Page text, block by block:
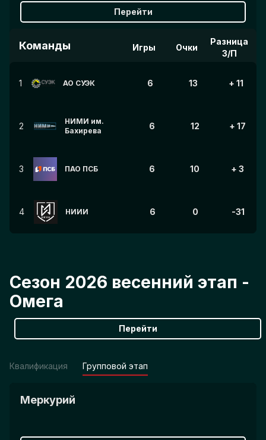
Перейти
Команды Игры Очки
Разница
З/П
1 АО СУЭК 6 13 + 11
2
НИМИ им.
Бахирева
6 12 + 17
3 ПАО ПСБ 6 10 + 3
4 НИИИ 6 0 -31
Сезон 2026 весенний этап -
Омега
Перейти
Квалификация Групповой этап
Меркурий